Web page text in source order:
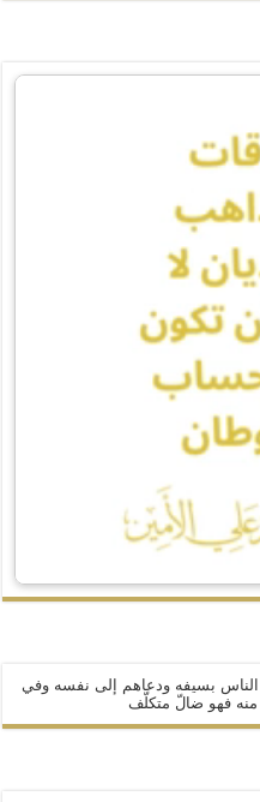
بسيفه ودعاهم إلى نفسه وفي
فهو ضالّ متكلّف